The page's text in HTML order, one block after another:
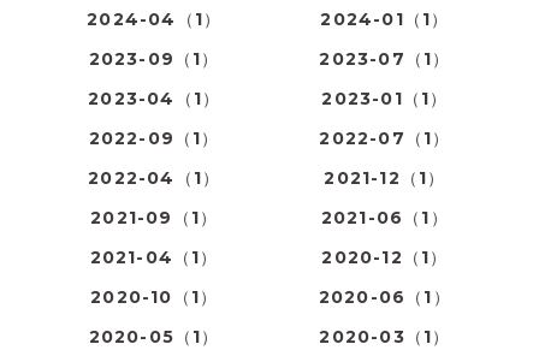
2024-04（1）
2024-01（1）
2023-09（1）
2023-07（1）
2023-04（1）
2023-01（1）
2022-09（1）
2022-07（1）
2022-04（1）
2021-12（1）
2021-09（1）
2021-06（1）
2021-04（1）
2020-12（1）
2020-10（1）
2020-06（1）
2020-05（1）
2020-03（1）